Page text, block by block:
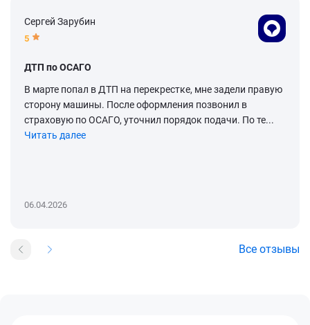
Сергей Зарубин
5
ДТП по ОСАГО
В марте попал в ДТП на перекрестке, мне задели правую
сторону машины. После оформления позвонил в
страховую по ОСАГО, уточнил порядок подачи. По те...
Читать далее
06.04.2026
Все отзывы